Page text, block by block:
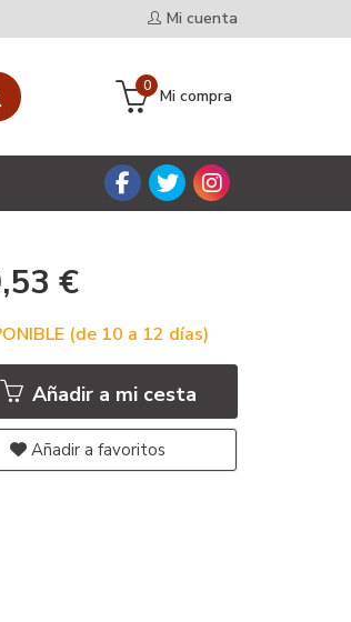
Mi cuenta
Mi compra
0
€
(de 10 a 12 días)
Añadir a mi cesta
Añadir a favoritos